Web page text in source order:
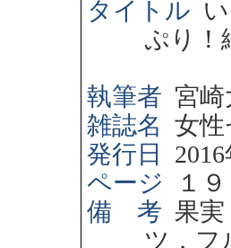
タイトル
ぷり！
執筆者 宮
雑誌名 女
発行日
2016
ページ
１
備 考 果
ツ，フ